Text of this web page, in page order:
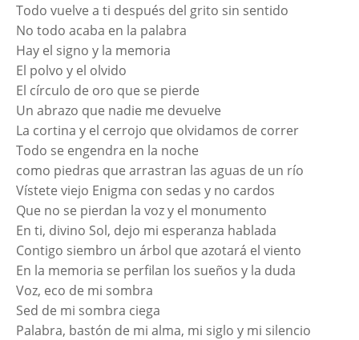
Todo vuelve a ti después del grito sin sentido
No todo acaba en la palabra
Hay el signo y la memoria
El polvo y el olvido
El círculo de oro que se pierde
Un abrazo que nadie me devuelve
La cortina y el cerrojo que olvidamos de correr
Todo se engendra en la noche
como piedras que arrastran las aguas de un río
Vístete viejo Enigma con sedas y no cardos
Que no se pierdan la voz y el monumento
En ti, divino Sol, dejo mi esperanza hablada
Contigo siembro un árbol que azotará el viento
En la memoria se perfilan los sueños y la duda
Voz, eco de mi sombra
Sed de mi sombra ciega
Palabra, bastón de mi alma, mi siglo y mi silencio